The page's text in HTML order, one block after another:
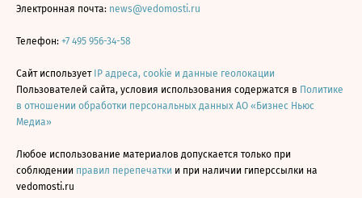
Электронная почта: news@vedomosti.ru
Телефон: +7 495 956-34-58
Сайт использует IP адреса, cookie и данные геолокации
Пользователей сайта, условия использования содержатся в Политике
в отношении обработки персональных данных АО «Бизнес Ньюс
Медиа»
Любое использование материалов допускается только при
соблюдении правил перепечатки и при наличии гиперссылки на
vedomosti.ru